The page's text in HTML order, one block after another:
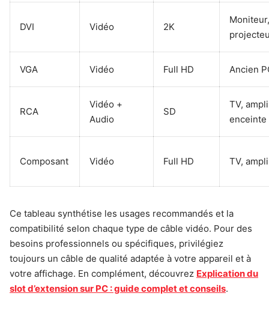
DVI Vidéo 2K
Moniteur,
VGA Vidéo Full HD Ancien
RCA
Vidéo +
Audio
SD
TV,
enceinte
Composant Vidéo Full HD TV, ampli
Ce tableau synthétise les usages recommandés et la
compatibilité selon chaque type de câble vidéo. Pour des
besoins professionnels ou spécifiques, privilégiez
toujours un câble de qualité adaptée à votre appareil et à
votre affichage. En complément, découvrez Explication du
slot d’extension sur PC : guide complet et conseils.